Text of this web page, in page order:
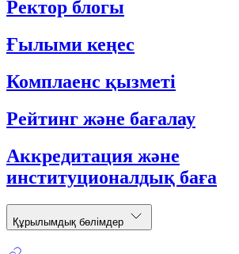
Ректор блогы
Ғылыми кеңес
Комплаенс қызметі
Рейтинг және бағалау
Аккредитация және
институционалдық баға
Құрылымдық бөлімдер